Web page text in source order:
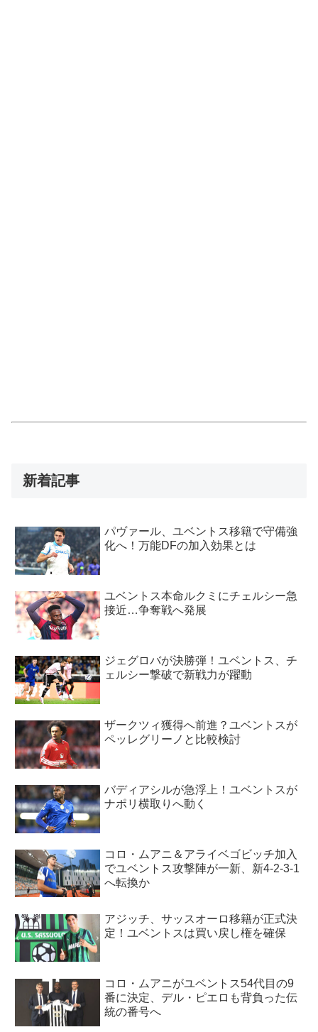
新着記事
パヴァール、ユベントス移籍で守備強
化へ！万能DFの加入効果とは
ユベントス本命ルクミにチェルシー急
接近…争奪戦へ発展
ジェグロバが決勝弾！ユベントス、チ
ェルシー撃破で新戦力が躍動
ザークツィ獲得へ前進？ユベントスが
ペッレグリーノと比較検討
バディアシルが急浮上！ユベントスが
ナポリ横取りへ動く
コロ・ムアニ＆アライベゴビッチ加入
でユベントス攻撃陣が一新、新4-2-3-1
へ転換か
アジッチ、サッスオーロ移籍が正式決
定！ユベントスは買い戻し権を確保
コロ・ムアニがユベントス54代目の9
番に決定、デル・ピエロも背負った伝
統の番号へ